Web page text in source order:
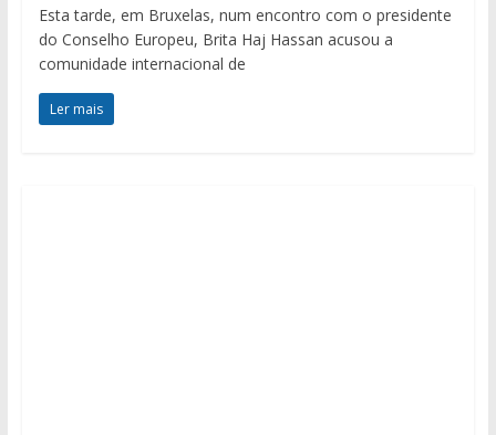
Esta tarde, em Bruxelas, num encontro com o presidente
do Conselho Europeu, Brita Haj Hassan acusou a
comunidade internacional de
Ler mais